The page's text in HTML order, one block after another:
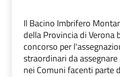
Il Bacino Imbrifero
della Provincia di Verona
concorso per
straordinari da
nei Comuni facenti parte